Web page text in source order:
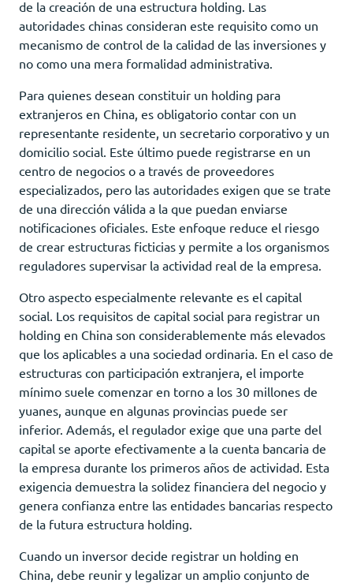
de la creación de una estructura holding. Las
autoridades chinas consideran este requisito como un
mecanismo de control de la calidad de las inversiones y
no como una mera formalidad administrativa.
Para quienes desean constituir un holding para
extranjeros en China, es obligatorio contar con un
representante residente, un secretario corporativo y un
domicilio social. Este último puede registrarse en un
centro de negocios o a través de proveedores
especializados, pero las autoridades exigen que se trate
de una dirección válida a la que puedan enviarse
notificaciones oficiales. Este enfoque reduce el riesgo
de crear estructuras ficticias y permite a los organismos
reguladores supervisar la actividad real de la empresa.
Otro aspecto especialmente relevante es el capital
social. Los requisitos de capital social para registrar un
holding en China son considerablemente más elevados
que los aplicables a una sociedad ordinaria. En el caso de
estructuras con participación extranjera, el importe
mínimo suele comenzar en torno a los 30 millones de
yuanes, aunque en algunas provincias puede ser
inferior. Además, el regulador exige que una parte del
capital se aporte efectivamente a la cuenta bancaria de
la empresa durante los primeros años de actividad. Esta
exigencia demuestra la solidez financiera del negocio y
genera confianza entre las entidades bancarias respecto
de la futura estructura holding.
Cuando un inversor decide registrar un holding en
China, debe reunir y legalizar un amplio conjunto de